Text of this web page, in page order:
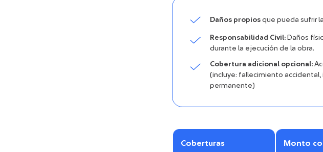
Daños propiosque pueda sufrir
Responsabilidad Civil:Daños
durante la ejecución de la obra.
Cobertura adicional opcional:
(incluye: fallecimiento
permanente)
Coberturas Monto